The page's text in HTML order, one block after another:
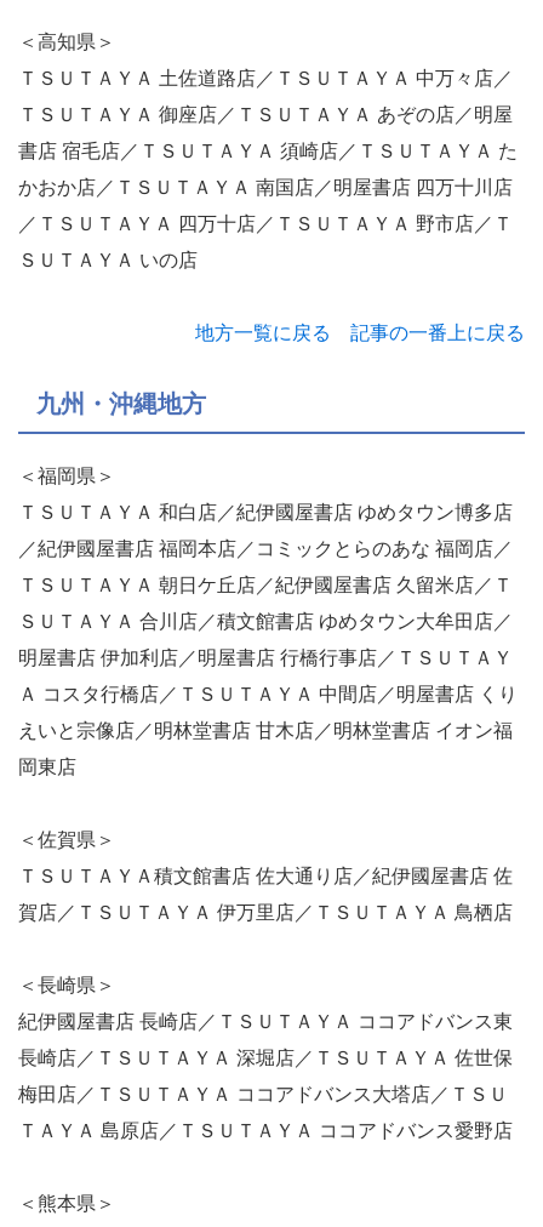
＜高知県＞
ＴＳＵＴＡＹＡ 土佐道路店／ＴＳＵＴＡＹＡ 中万々店／
ＴＳＵＴＡＹＡ 御座店／ＴＳＵＴＡＹＡ あぞの店／明屋
書店 宿毛店／ＴＳＵＴＡＹＡ 須崎店／ＴＳＵＴＡＹＡ た
かおか店／ＴＳＵＴＡＹＡ 南国店／明屋書店 四万十川店
／ＴＳＵＴＡＹＡ 四万十店／ＴＳＵＴＡＹＡ 野市店／Ｔ
ＳＵＴＡＹＡ いの店
地方一覧に戻る 記事の一番上に戻る
九州・沖縄地方
＜福岡県＞
ＴＳＵＴＡＹＡ 和白店／紀伊國屋書店 ゆめタウン博多店
／紀伊國屋書店 福岡本店／コミックとらのあな 福岡店／
ＴＳＵＴＡＹＡ 朝日ケ丘店／紀伊國屋書店 久留米店／Ｔ
ＳＵＴＡＹＡ 合川店／積文館書店 ゆめタウン大牟田店／
明屋書店 伊加利店／明屋書店 行橋行事店／ＴＳＵＴＡＹ
Ａ コスタ行橋店／ＴＳＵＴＡＹＡ 中間店／明屋書店 くり
えいと宗像店／明林堂書店 甘木店／明林堂書店 イオン福
岡東店
＜佐賀県＞
ＴＳＵＴＡＹＡ積文館書店 佐大通り店／紀伊國屋書店 佐
賀店／ＴＳＵＴＡＹＡ 伊万里店／ＴＳＵＴＡＹＡ 鳥栖店
＜長崎県＞
紀伊國屋書店 長崎店／ＴＳＵＴＡＹＡ ココアドバンス東
長崎店／ＴＳＵＴＡＹＡ 深堀店／ＴＳＵＴＡＹＡ 佐世保
梅田店／ＴＳＵＴＡＹＡ ココアドバンス大塔店／ＴＳＵ
ＴＡＹＡ 島原店／ＴＳＵＴＡＹＡ ココアドバンス愛野店
＜熊本県＞